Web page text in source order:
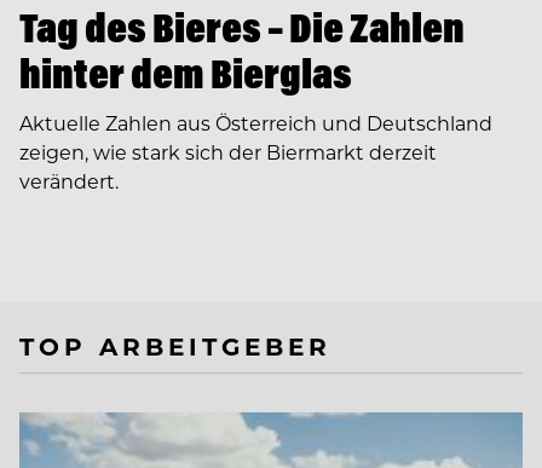
Tag des Bieres – Die Zahlen
hinter dem Bierglas
Aktuelle Zahlen aus Österreich und Deutschland
zeigen, wie stark sich der Biermarkt derzeit
verändert.
TOP ARBEITGEBER